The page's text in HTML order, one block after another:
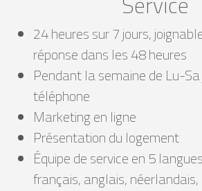
24 heures sur 7 jours,
réponse dans les 48 heures
Pendant la semaine de Lu-
téléphone
Marketing en ligne
Présentation du logement
Équipe de service en 5
français, anglais,